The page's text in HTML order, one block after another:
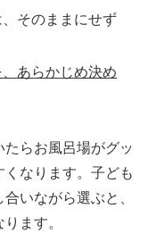
そのままにせず
あらかじめ決め
らお風呂場がグッ
なります。子ども
いながら選ぶと、
ます。